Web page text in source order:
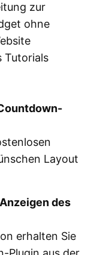
zur
ohne
Tutorials
Layout
des
erhalten Sie